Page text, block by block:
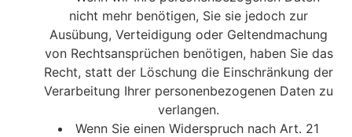
nicht mehr benötigen, Sie sie jedoch zur
Ausübung, Verteidigung oder Geltendmachung
von Rechtsansprüchen benötigen, haben Sie das
Recht, statt der Löschung die Einschränkung der
Verarbeitung Ihrer personenbezogenen Daten zu
verlangen.
Wenn Sie einen Widerspruch nach Art. 21